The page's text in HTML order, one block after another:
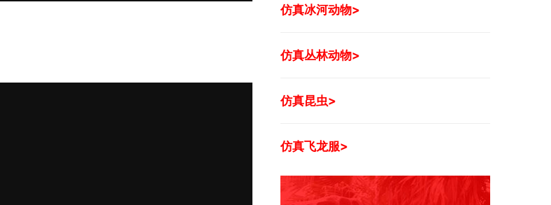
仿真冰河动物>
仿真丛林动物>
仿真昆虫>
仿真飞龙服>